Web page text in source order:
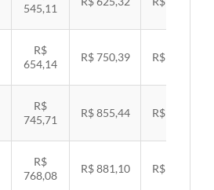
545,11
R$
654,14
R$ 750,39 R$ 773,29
R$
745,71
R$ 855,44 R$ 881,54
R$
768,08
R$ 881,10 R$ 907,99